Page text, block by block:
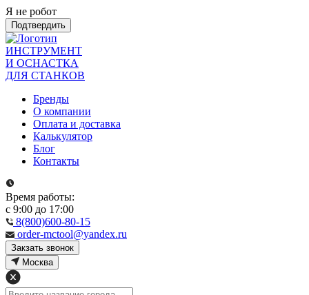
Я не робот
Подтвердить
ИНСТРУМЕНТ
И ОСНАСТКА
ДЛЯ СТАНКОВ
Бренды
О компании
Оплата и доставка
Калькулятор
Блог
Контакты
Время работы:
с 9:00 до 17:00
8(800)600-80-15
order-mctool@yandex.ru
Закзать звонок
Москва